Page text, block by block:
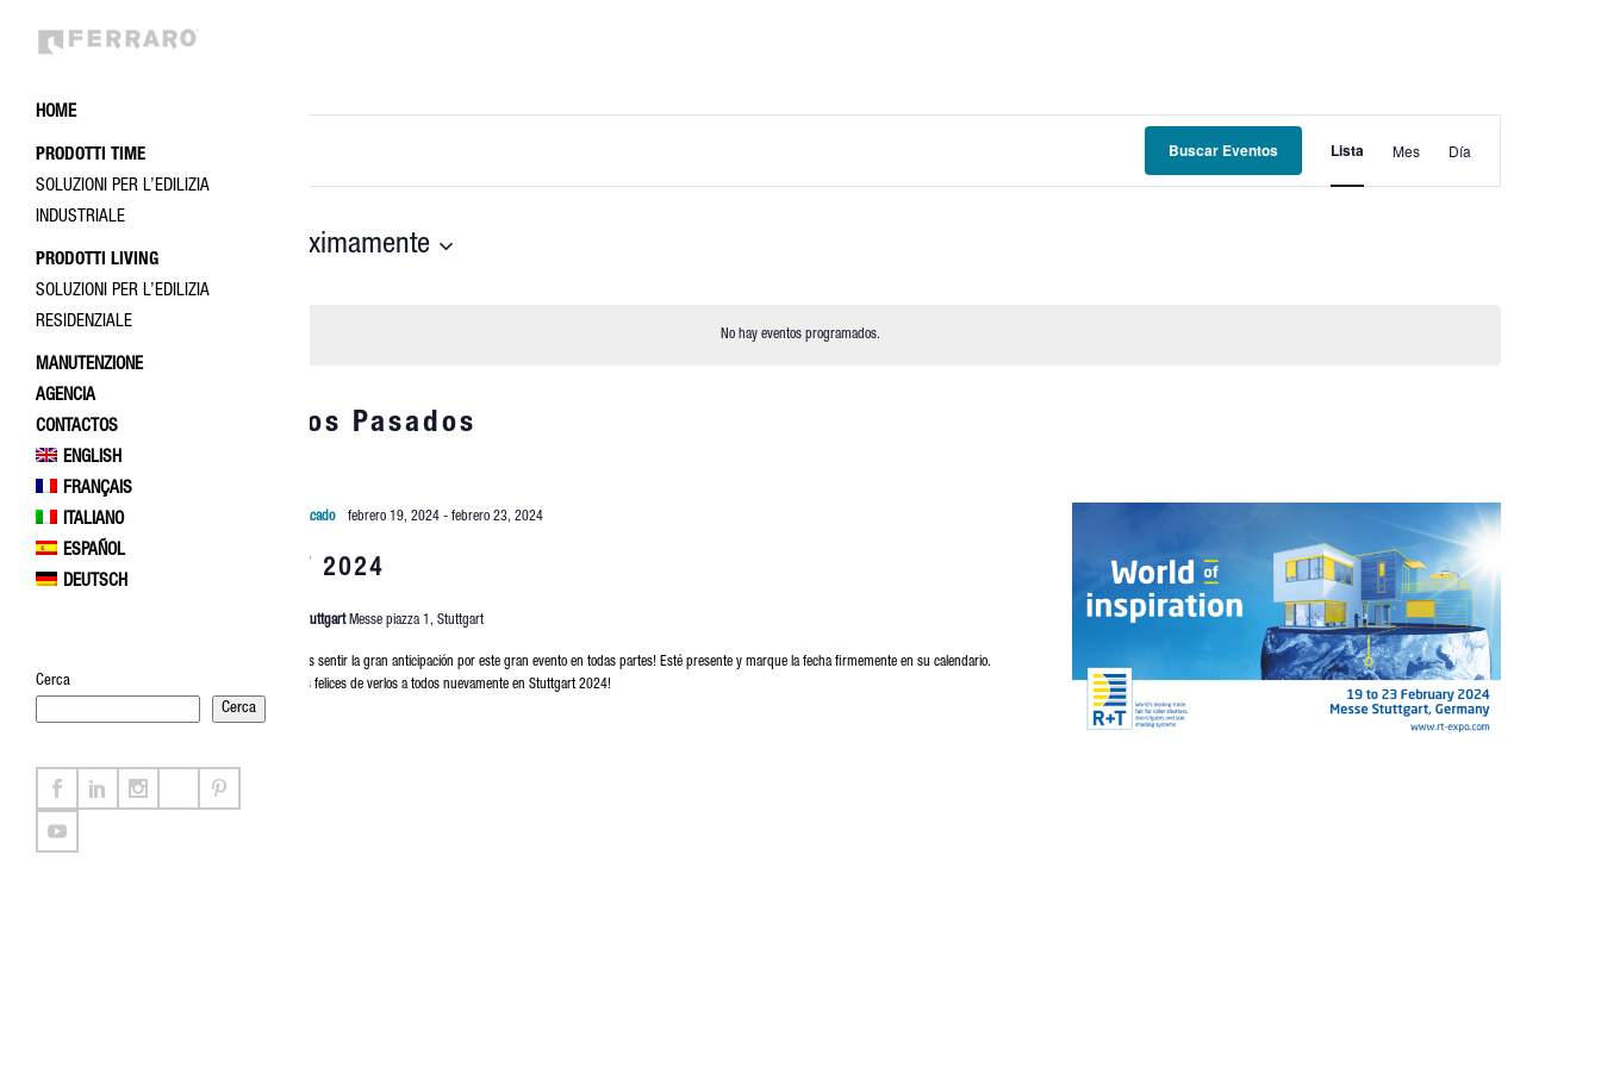
HOME
PRODOTTI TIME
SOLUZIONI PER L’EDILIZIA
INDUSTRIALE
PRODOTTI LIVING
SOLUZIONI PER L’EDILIZIA
RESIDENZIALE
MANUTENZIONE
AGENCIA
CONTACTOS
ENGLISH
FRANÇAIS
ITALIANO
ESPAÑOL
DEUTSCH
Cerca
Cerca
No hay eventos programados.
DE
BÚSQUEDA
Y
VISTAS
DE
palabra
clave.
para
la
palabra
Buscar Eventos
DE
Lista Mes Día
Próximamente
Últimos Eventos Pasados
Destacado febrero 19, 2024- febrero 23, 2024
R+T 2024
Messe Stuttgart Messe piazza 1, Stuttgart
¡Podemos sentir la gran anticipación por este gran evento en todas partes! Esté presente y marque la fecha firmemente en su calendario.
¡Estamos felices de verlos a todos nuevamente en Stuttgart 2024!
Euro75